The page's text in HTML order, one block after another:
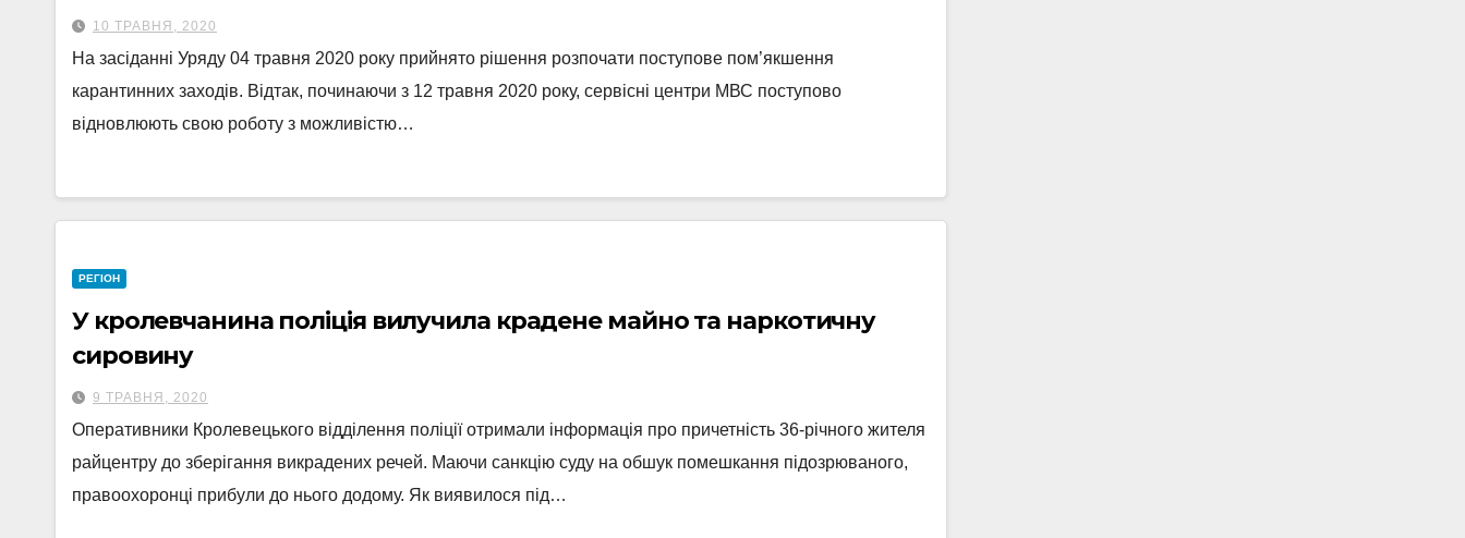
10 ТРАВНЯ, 2020
На засіданні Уряду 04 травня 2020 року прийнято рішення розпочати поступове пом’якшення
карантинних заходів. Відтак, починаючи з 12 травня 2020 року, сервісні центри МВС поступово
відновлюють свою роботу з можливістю…
РЕГІОН
У кролевчанина поліція вилучила крадене майно та наркотичну
сировину
9 ТРАВНЯ, 2020
Оперативники Кролевецького відділення поліції отримали інформація про причетність 36-річного жителя
райцентру до зберігання викрадених речей. Маючи санкцію суду на обшук помешкання підозрюваного,
правоохоронці прибули до нього додому. Як виявилося під…